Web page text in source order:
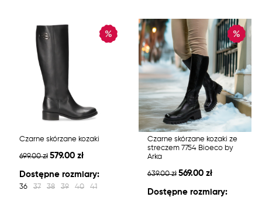
Czarne skórzane kozaki
699.00 zł 579.00 zł
Dostępne rozmiary:
36 37 38 39 40 41
Czarne skórzane kozaki ze
streczem 7754 Bioeco by
Arka
639.00 zł 569.00 zł
Dostępne rozmiary: